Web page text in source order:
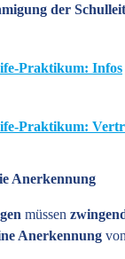
der
Praktikum: Infos
Praktikum:
Anerkennung
müssen
Anerkennung